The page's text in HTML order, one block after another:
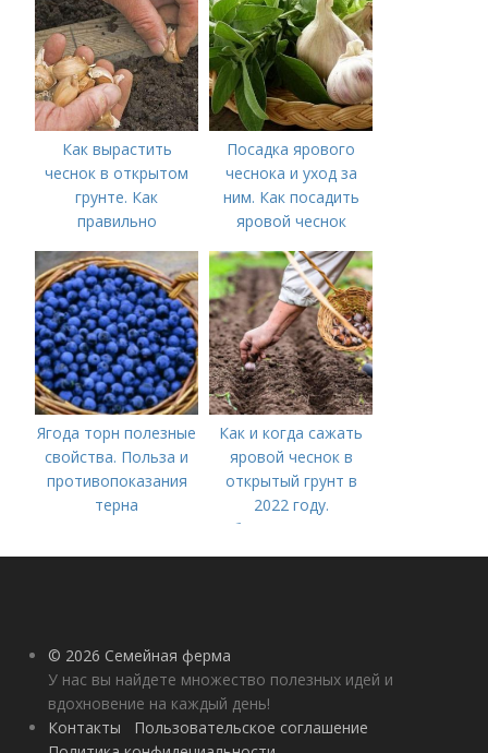
Как вырастить
чеснок в открытом
грунте. Как
правильно
открытом грунте
Посадка ярового
чеснока и уход за
ним. Как посадить
яровой чеснок
Ягода торн полезные
свойства. Польза и
противопоказания
терна
Как и когда сажать
яровой чеснок в
открытый грунт в
2022 году.
Добавление статьи в
новую подборку
© 2026 Семейная ферма
У нас вы найдете множество полезных идей и
вдохновение на каждый день!
Контакты
Пользовательское соглашение